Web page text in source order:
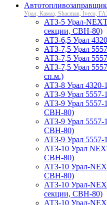
Урал, Камаз, Shacman, Iveco,
АТЗ-5 Урал-
секции, СВН-80)
АТЗ-6,5 Урал
АТЗ-7,5 Урал
АТЗ-7,5 Урал
АТЗ-7,5 Урал
сп.м.)
АТЗ-8 Урал
АТЗ-9 Урал 5557-
АТЗ-9 Урал 5557-
СВН-80)
АТЗ-9 Урал 5557-
СВН-80)
АТЗ-9 Урал 5557-
АТЗ-10 Урал
СВН-80)
АТЗ-10 Урал-
СВН-80)
АТЗ-10 Урал-
секции, СВН-80)
АТЗ-10 Урал-